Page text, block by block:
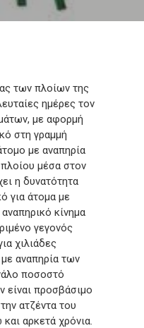
των πλοίων της
ημέρες τον
με αφορμή
στη γραμμή
με αναπηρία
μέσα στον
η δυνατότητα
για άτομα με
κίνημα
γεγονός
χιλιάδες
αναπηρία των
ποσοστό
προσβάσιμο
ατζέντα του
αρκετά χρόνια.